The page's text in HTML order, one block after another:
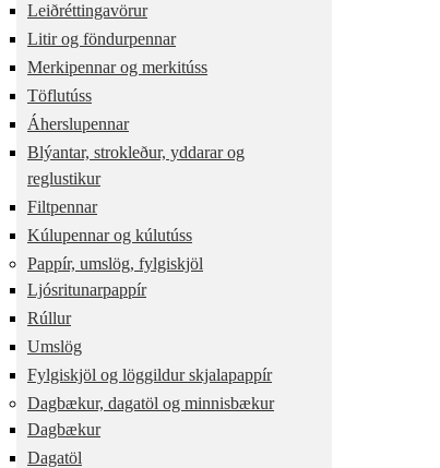
Leiðréttingavörur
Litir og föndurpennar
Merkipennar og merkitúss
Töflutúss
Áherslupennar
Blýantar, strokleður, yddarar og
reglustikur
Filtpennar
Kúlupennar og kúlutúss
Pappír, umslög, fylgiskjöl
Ljósritunarpappír
Rúllur
Umslög
Fylgiskjöl og löggildur skjalapappír
Dagbækur, dagatöl og minnisbækur
Dagbækur
Dagatöl